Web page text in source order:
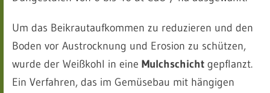
Um das Beikrautaufkommen zu reduzieren und den
Boden vor Austrocknung und Erosion zu schützen,
wurde der Weißkohl in eine Mulchschicht gepflanzt.
Ein Verfahren, das im Gemüsebau mit hängigen